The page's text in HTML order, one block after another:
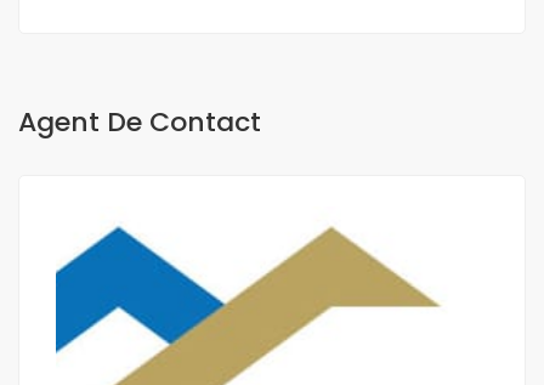
Agent De Contact